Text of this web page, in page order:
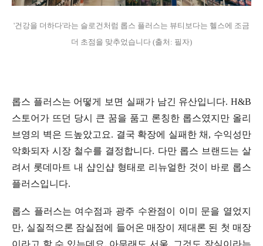
'건강을 더하다'라는 슬로건처럼 롭스 플러스는 뷰티보다는 헬스에 조금
더 초점을 맞추었습니다 (출처: 필자)
롭스 플러스는 어떻게 보면 실패가 남긴 유산입니다. H&B
스토어가 뜨던 당시 큰 꿈을 품고 론칭한 롭스였지만 올리
브영의 벽은 드높았고요. 결국 확장에 실패한 채, 수익성만
악화되자 시장 철수를 결정합니다. 다만 롭스 브랜드는 살
려서 롯데마트 내 샵인샵 형태로 리뉴얼한 것이 바로 롭스
플러스입니다.
롭스 플러스는 여수점과 광주 수완점이 이미 문을 열었지
만, 실질적으론 잠실점에 들어온 매장이 제대론 된 첫 매장
이라고 할 수 있는데요. 아무래도 서울, 그것도 잠실이라는